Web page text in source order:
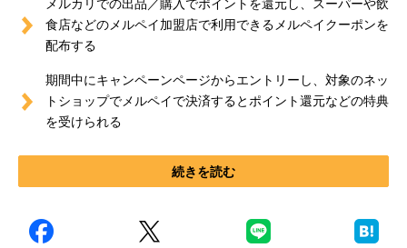
メルカリでの出品／購入でポイントを還元し、スーパーや飲
食店などのメルペイ加盟店で利用できるメルペイクーポンを
配布する
期間中にキャンペーンページからエントリーし、対象のネッ
トショップでメルペイで決済するとポイント還元などの特典
を受けられる
続きを読む